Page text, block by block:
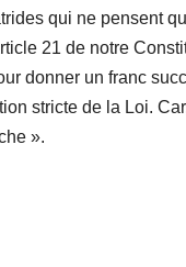
qui ne pensent
21 de notre
donner un franc
stricte de la Loi.
».